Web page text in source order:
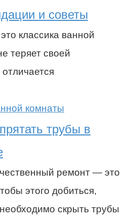
и советы
классика ванной
теряет своей
комнаты
трубы в
ремонт — это
этого добиться,
скрыть трубы